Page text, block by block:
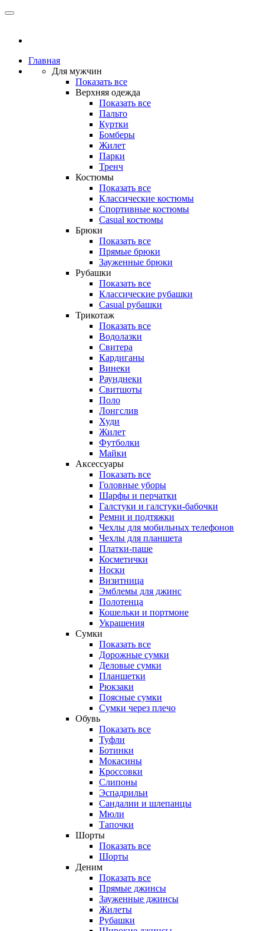
Главная
Для мужчин
Показать все
Верхняя одежда
Показать все
Пальто
Куртки
Бомберы
Жилет
Парки
Тренч
Костюмы
Показать все
Классические костюмы
Спортивные костюмы
Casual костюмы
Брюки
Показать все
Прямые брюки
Зауженные брюки
Рубашки
Показать все
Классические рубашки
Casual рубашки
Трикотаж
Показать все
Водолазки
Свитера
Кардиганы
Винеки
Раунднеки
Свитшоты
Поло
Лонгслив
Худи
Жилет
Футболки
Майки
Аксессуары
Показать все
Головные уборы
Шарфы и перчатки
Галстуки и галстуки-бабочки
Ремни и подтяжки
Чехлы для мобильных телефонов
Чехлы для планшета
Платки-паше
Косметички
Носки
Визитница
Эмблемы для джинс
Полотенца
Кошельки и портмоне
Украшения
Сумки
Показать все
Дорожные сумки
Деловые сумки
Планшетки
Рюкзаки
Поясные сумки
Сумки через плечо
Обувь
Показать все
Туфли
Ботинки
Мокасины
Кроссовки
Слипоны
Эспадрильи
Сандалии и шлепанцы
Мюли
Тапочки
Шорты
Показать все
Шорты
Деним
Показать все
Прямые джинсы
Зауженные джинсы
Жилеты
Рубашки